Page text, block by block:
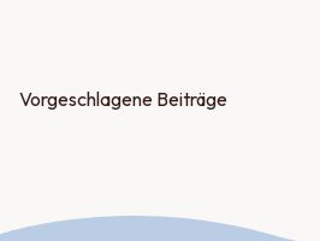
Vorgeschlagene Beiträge